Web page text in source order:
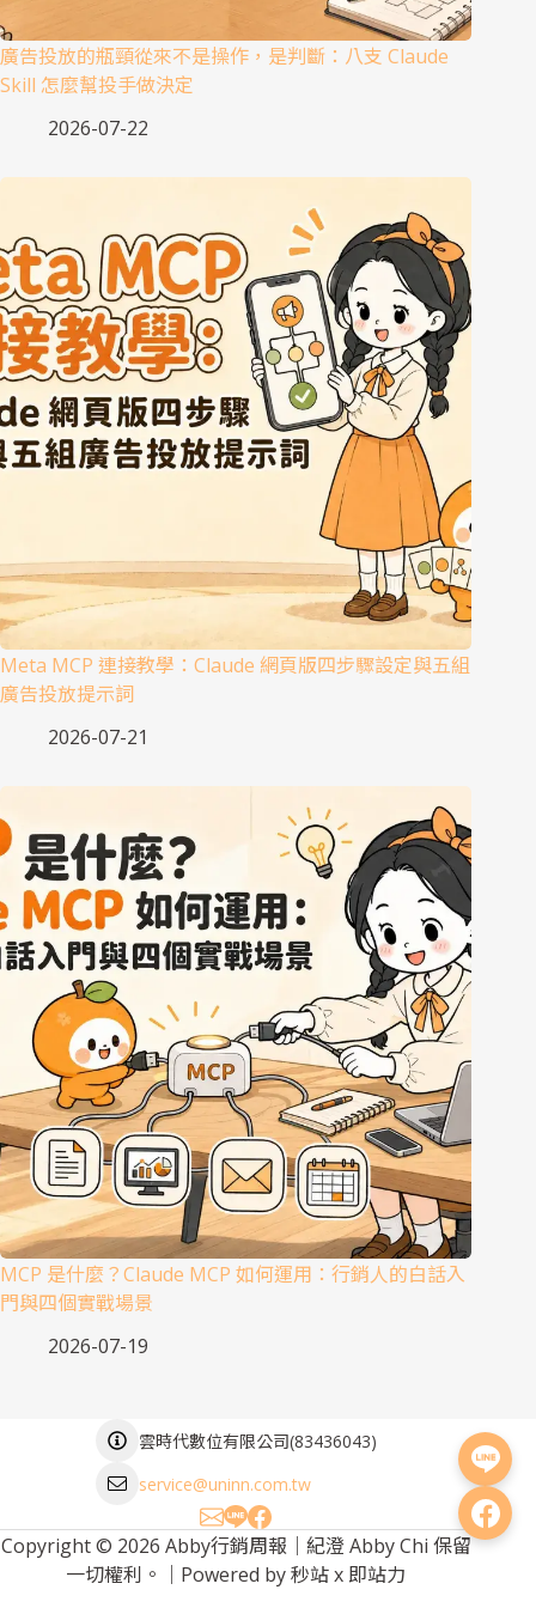
廣告投放的瓶頸從來不是操作，是判斷：八支 Claude
Skill 怎麼幫投手做決定
2026-07-22
Meta MCP 連接教學：Claude 網頁版四步驟設定與五組
廣告投放提示詞
2026-07-21
MCP 是什麼？Claude MCP 如何運用：行銷人的白話入
門與四個實戰場景
2026-07-19
雲時代數位有限公司(83436043)
service@uninn.com.tw
Copyright © 2026 Abby行銷周報｜紀澄 Abby Chi 保留
一切權利。｜Powered by秒站x 即站力